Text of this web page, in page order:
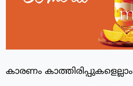
കാരണം കാത്തിരിപ്പുകളെല്ലാം